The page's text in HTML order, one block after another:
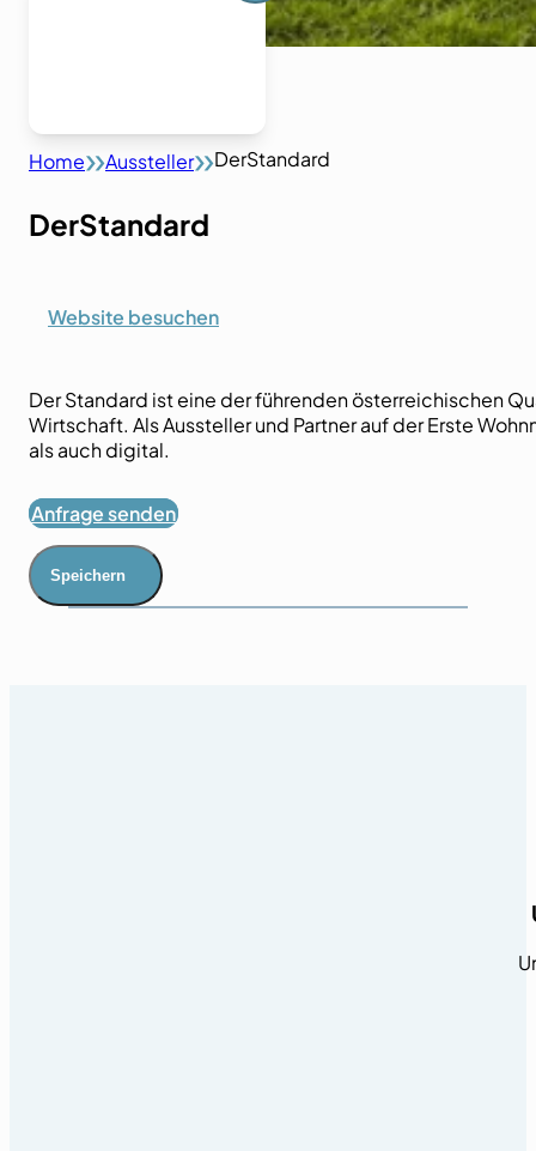
Home Aussteller DerStandard
DerStandard
Website besuchen
Der Standard ist eine der führenden österreichischen
Wirtschaft. Als Aussteller und Partner auf der Erste
als auch digital.
Anfrage senden
Speichern